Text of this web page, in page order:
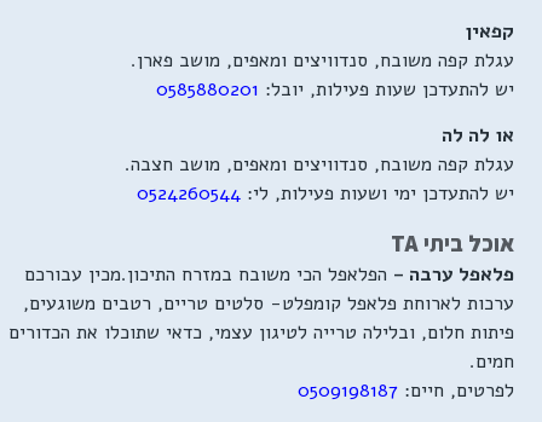
קפאין
עגלת קפה משובח, סנדוויצים ומאפים, מושב פארן.
יש להתעדכן שעות פעילות, יובל: 0585880201
או לה לה
עגלת קפה משובח, סנדוויצים ומאפים, מושב חצבה.
יש להתעדכן ימי ושעות פעילות, לי: 0524260544
אוכל ביתי TA
פלאפל ערבה – הפלאפל הכי משובח במזרח התיכון.מכין עבורכם
ערכות לארוחת פלאפל קומפלט- סלטים טריים, רטבים משוגעים,
פיתות חלום, ובלילה טרייה לטיגון עצמי, כדאי שתוכלו את הכדורים
חמים.
לפרטים, חיים:
0509198187